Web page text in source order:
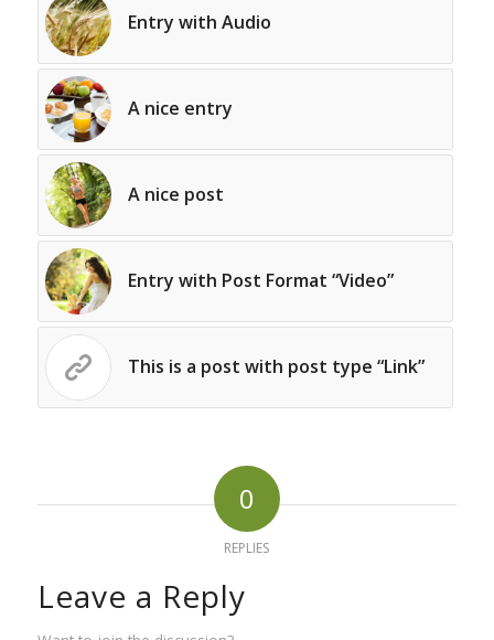
Entry with Audio
A nice entry
A nice post
Entry with Post Format “Video”
This is a post with post type “Link”
0
REPLIES
Leave a Reply